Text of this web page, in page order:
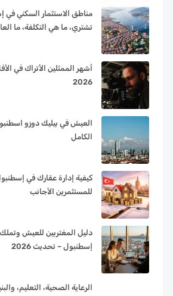
تشتري، ما هي التكلفة، ما
أشهر الممثلين الأتراك في
2026
الكامل
كيفية إدارة عقارك في
للمستثمرين الأجانب
دليل المغتربين للعيش
إسطنبول – تحديث 2026
الرعاية الصحية، التعليم،